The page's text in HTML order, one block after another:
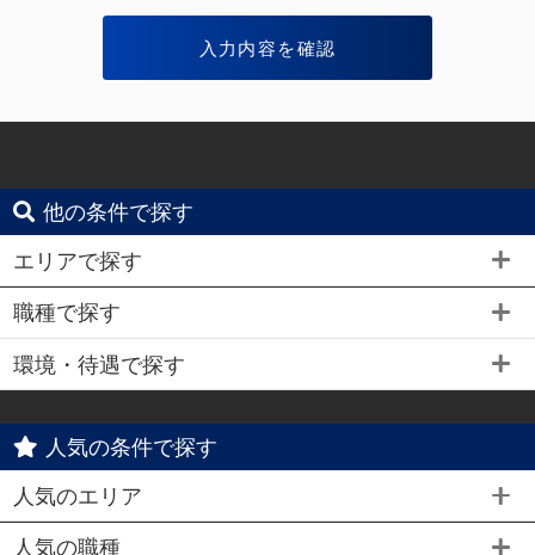
他の条件で探す
エリアで探す
職種で探す
環境・待遇で探す
人気の条件で探す
人気のエリア
人気の職種